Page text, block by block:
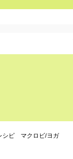
シピ
マクロビ/ヨガ